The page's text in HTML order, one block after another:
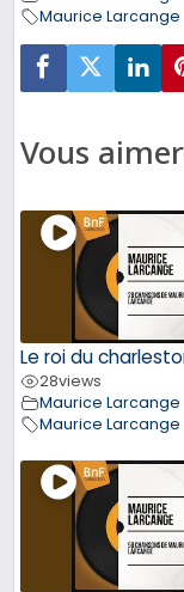
Maurice Larcange
Vous
Le roi du
28views
Maurice Larcange
Maurice Larcange